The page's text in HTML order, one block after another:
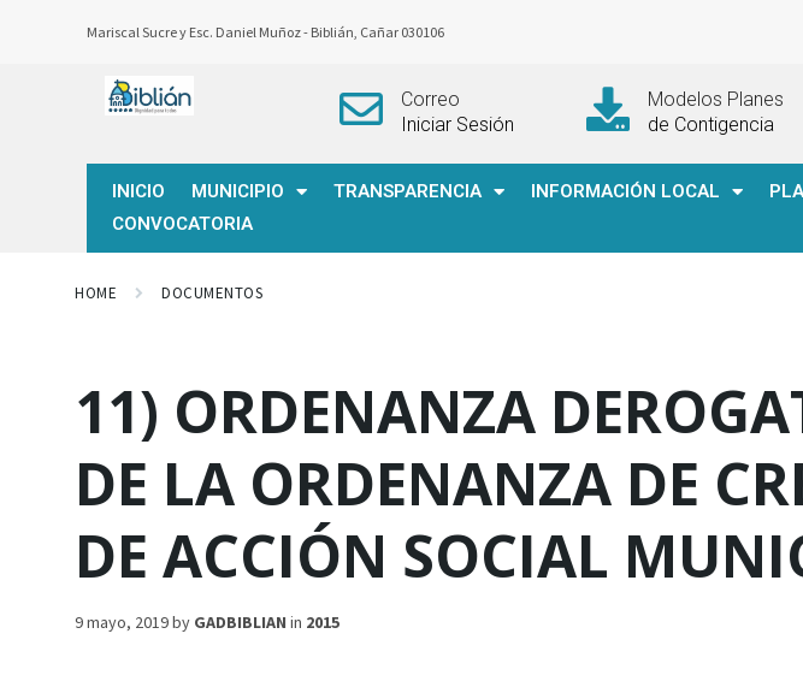
Mariscal Sucre y Esc. Daniel Muñoz - Biblián, Cañar 030106
Correo
Iniciar Sesión
Modelos Planes
de Contigencia
INICIO MUNICIPIO TRANSPARENCIA INFORMACIÓN LOCAL
CONVOCATORIA
HOME DOCUMENTOS
11) ORDENANZA
DE LA ORDENANZA DE
DE ACCIÓN SOCIAL
9 mayo, 2019by GADBIBLIAN in 2015